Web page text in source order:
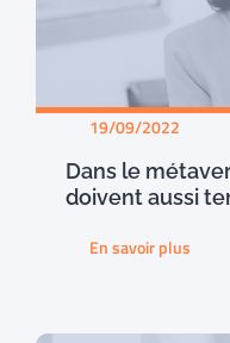
19/09/2022
Dans le
doivent aussi
En savoir plus